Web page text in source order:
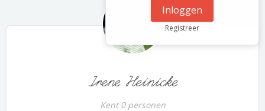
Inloggen
Registreer
Irene Heinicke
Kent 0 personen